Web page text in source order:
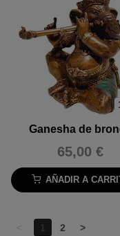
Ganesha de
65,00 €
AÑADIR A
2 >